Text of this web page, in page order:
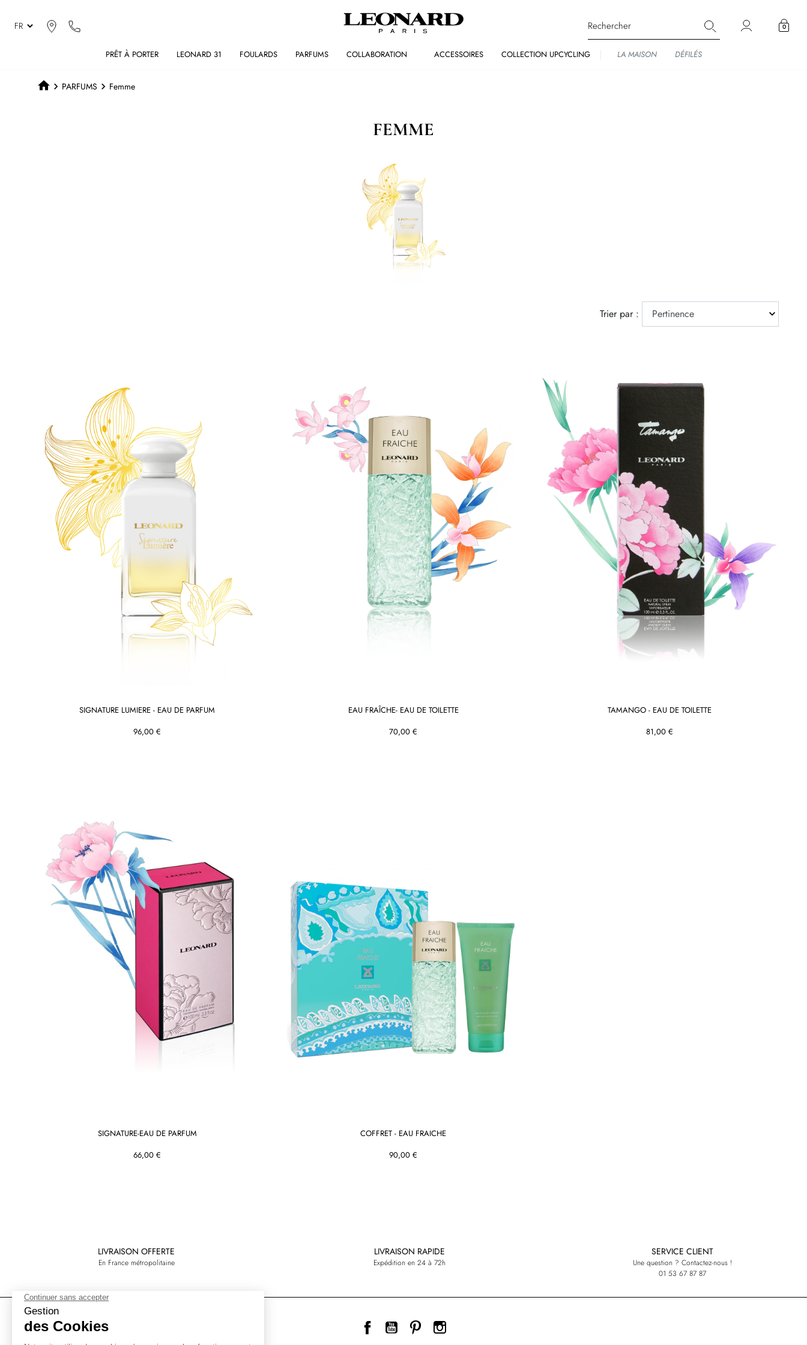
0
PRÊT À PORTER LEONARD 31 FOULARDS PARFUMS COLLABORATION ACCESSOIRES COLLECTION UPCYCLING LA MAISON DÉFILÉS
PARFUMS Femme
FEMME
Trier par :
SIGNATURE LUMIERE - EAU DE PARFUM
96,00 €
EAU FRAÎCHE- EAU DE TOILETTE
70,00 €
TAMANGO - EAU DE TOILETTE
81,00 €
SIGNATURE-EAU DE PARFUM
66,00 €
COFFRET - EAU FRAICHE
90,00 €
LIVRAISON OFFERTE
En France métropolitaine
LIVRAISON RAPIDE
Expédition en 24 à 72h
SERVICE CLIENT
Une question ? Contactez-nous !
01 53 67 87 87
Facebook
YouTube
PinterestInstagram